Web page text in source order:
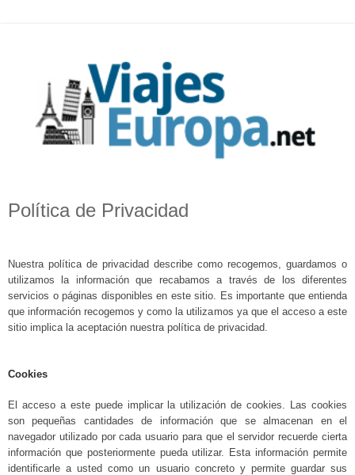
Política de Privacidad
Nuestra política de privacidad describe como recogemos, guardamos o
utilizamos la información que recabamos a través de los diferentes
servicios o páginas disponibles en este sitio. Es importante que entienda
que información recogemos y como la utilizamos ya que el acceso a este
sitio implica la aceptación nuestra política de privacidad.
Cookies
El acceso a este puede implicar la utilización de cookies. Las cookies
son pequeñas cantidades de información que se almacenan en el
navegador utilizado por cada usuario para que el servidor recuerde cierta
información que posteriormente pueda utilizar. Esta información permite
identificarle a usted como un usuario concreto y permite guardar sus